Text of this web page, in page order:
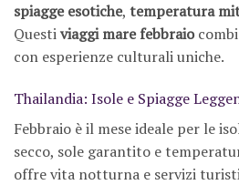
spiagge esotiche, temperatura
Questiviaggi mare febbraio
con esperienze culturali uniche.
Thailandia: Isole e Spiagge
Febbraio è il mese ideale per le
secco, sole garantito e
offre vita notturna e servizi